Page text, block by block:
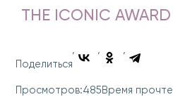
THE ICONIC
Поделиться
Просмотров:485 Время